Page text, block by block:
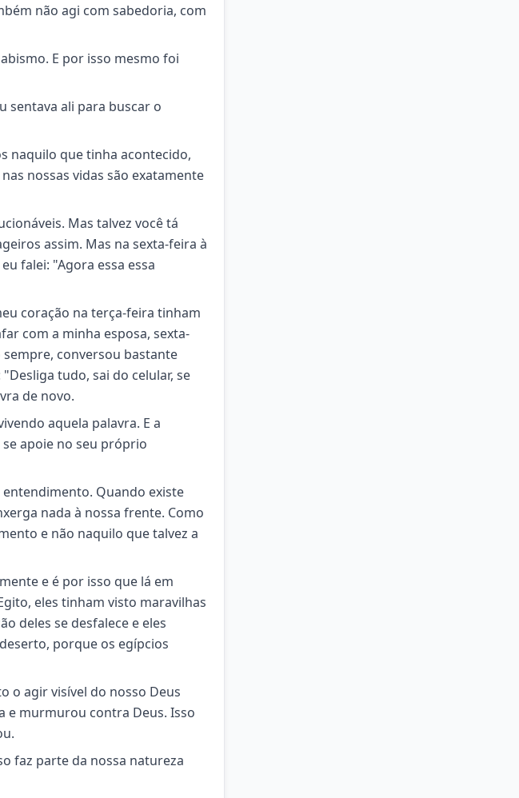
não agi com sabedoria, com
E por isso mesmo foi
sentava ali para buscar o
naquilo que tinha acontecido,
nossas vidas são exatamente
Mas talvez você tá
assim. Mas na sexta-feira à
falei: "Agora essa essa
coração na terça-feira tinham
com a minha esposa, sexta-
conversou bastante
tudo, sai do celular, se
de novo.
aquela palavra. E a
apoie no seu próprio
Quando existe
nada à nossa frente. Como
e não naquilo que talvez a
e é por isso que lá em
eles tinham visto maravilhas
deles se desfalece e eles
porque os egípcios
o agir visível do nosso Deus
e murmurou contra Deus. Isso
faz parte da nossa natureza